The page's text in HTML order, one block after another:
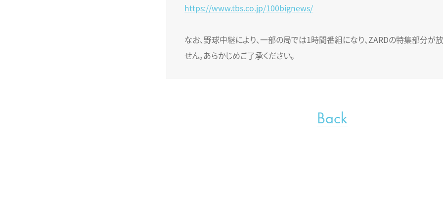
https://www.tbs.co.jp/100bignews/
なお、野球中継により、一部の局では1時間番組になり、ZARDの特集部分が
せん。あらかじめご了承ください。
Back